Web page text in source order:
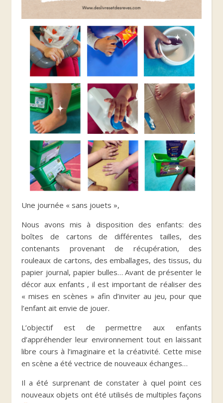
Une journée « sans jouets »,
Nous avons mis à disposition des enfants: des
boîtes de cartons de différentes tailles, des
contenants provenant de récupération, des
rouleaux de cartons, des emballages, des tissus, du
papier journal, papier bulles… Avant de présenter le
décor aux enfants , il est important de réaliser des
« mises en scènes » afin d’inviter au jeu, pour que
l’enfant ait envie de jouer.
L’objectif est de permettre aux enfants
d’appréhender leur environnement tout en laissant
libre cours à l’imaginaire et la créativité. Cette mise
en scène a été vectrice de nouveaux échanges…
Il a été surprenant de constater à quel point ces
nouveaux objets ont été utilisés de multiples façons